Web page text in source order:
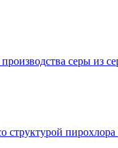
серы из
структурой